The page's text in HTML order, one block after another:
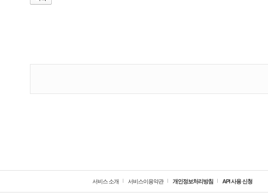
서비스 소개 서비스이용약관 개인정보처리방침 API 사용 신청